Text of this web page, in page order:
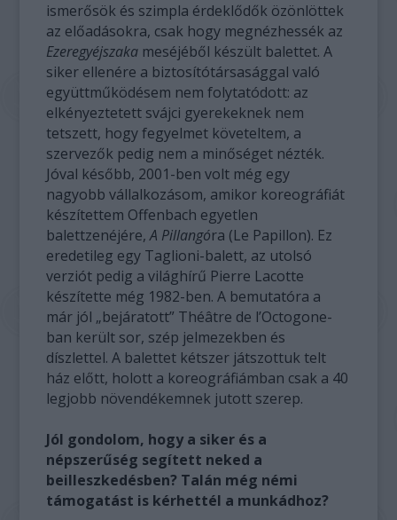
ismerősök és szimpla érdeklődők özönlöttek
az előadásokra, csak hogy megnézhessék az
Ezeregyéjszaka meséjéből készült balettet. A
siker ellenére a biztosítótársasággal való
együttműködésem nem folytatódott: az
elkényeztetett svájci gyerekeknek nem
tetszett, hogy fegyelmet követeltem, a
szervezők pedig nem a minőséget nézték.
Jóval később, 2001-ben volt még egy
nagyobb vállalkozásom, amikor koreográfiát
készítettem Offenbach egyetlen
balettzenéjére,A Pillangóra (Le Papillon). Ez
eredetileg egy Taglioni-balett, az utolsó
verziót pedig a világhírű Pierre Lacotte
készítette még 1982-ben. A bemutatóra a
már jól „bejáratott” Théâtre de l’Octogone-
ban került sor, szép jelmezekben és
díszlettel. A balettet kétszer játszottuk telt
ház előtt, holott a koreográfiámban csak a 40
legjobb növendékemnek jutott szerep.
Jól gondolom, hogy a siker és a
népszerűség segített neked a
beilleszkedésben? Talán még némi
támogatást is kérhettél a munkádhoz?